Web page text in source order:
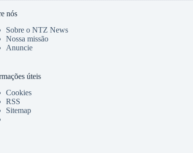
nós
Sobre o NTZ News
Nossa missão
Anuncie
úteis
Cookies
RSS
Sitemap